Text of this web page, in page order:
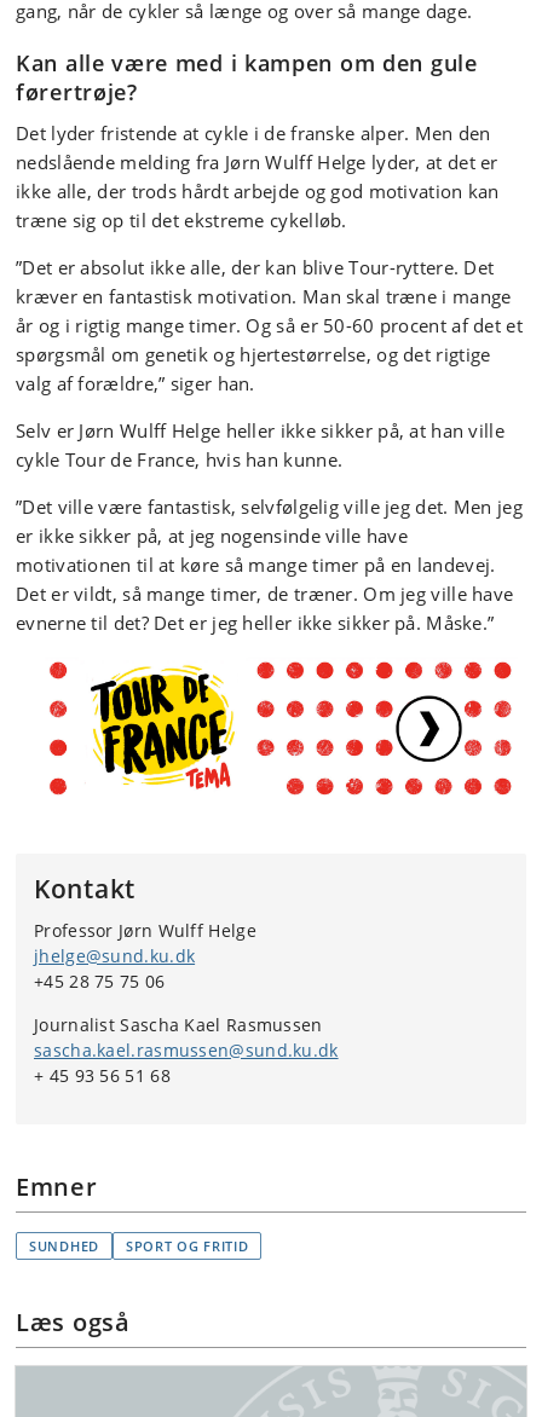
gang, når de cykler så længe og over så mange dage.
Kan alle være med i kampen om den gule
førertrøje?
Det lyder fristende at cykle i de franske alper. Men den
nedslående melding fra Jørn Wulff Helge lyder, at det er
ikke alle, der trods hårdt arbejde og god motivation kan
træne sig op til det ekstreme cykelløb.
”Det er absolut ikke alle, der kan blive Tour-ryttere. Det
kræver en fantastisk motivation. Man skal træne i mange
år og i rigtig mange timer. Og så er 50-60 procent af det et
spørgsmål om genetik og hjertestørrelse, og det rigtige
valg af forældre,” siger han.
Selv er Jørn Wulff Helge heller ikke sikker på, at han ville
cykle Tour de France, hvis han kunne.
”Det ville være fantastisk, selvfølgelig ville jeg det. Men jeg
er ikke sikker på, at jeg nogensinde ville have
motivationen til at køre så mange timer på en landevej.
Det er vildt, så mange timer, de træner. Om jeg ville have
evnerne til det? Det er jeg heller ikke sikker på. Måske.”
Kontakt
Professor Jørn Wulff Helge
jhelge@sund.ku.dk
+45 28 75 75 06
Journalist Sascha Kael Rasmussen
sascha.kael.rasmussen@sund.ku.dk
+ 45 93 56 51 68
Emner
SUNDHED SPORT OG FRITID
Læs også